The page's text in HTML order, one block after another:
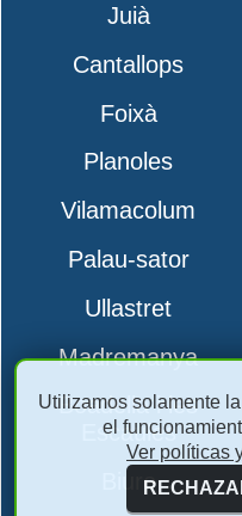
Juià
Cantallops
Foixà
Planoles
Vilamacolum
Palau-sator
Ullastret
Madremanya
Boadella i les
Escaules
Biure
Utilizamos solamente
el
Ver políticas